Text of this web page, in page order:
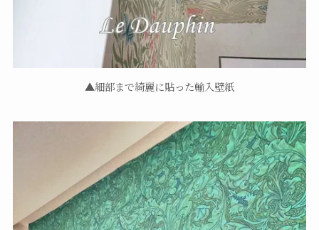
▲細部まで綺麗に貼った輸入壁紙